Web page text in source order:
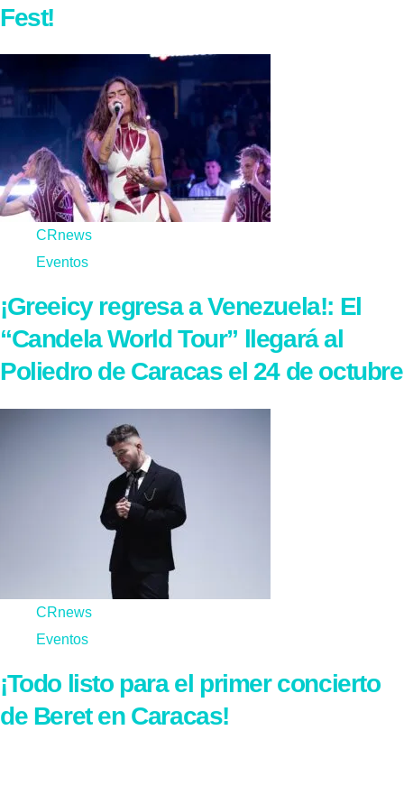
Fest!
CRnews
Eventos
¡Greeicy regresa a Venezuela!: El
“Candela World Tour” llegará al
Poliedro de Caracas el 24 de octubre
CRnews
Eventos
¡Todo listo para el primer concierto
de Beret en Caracas!